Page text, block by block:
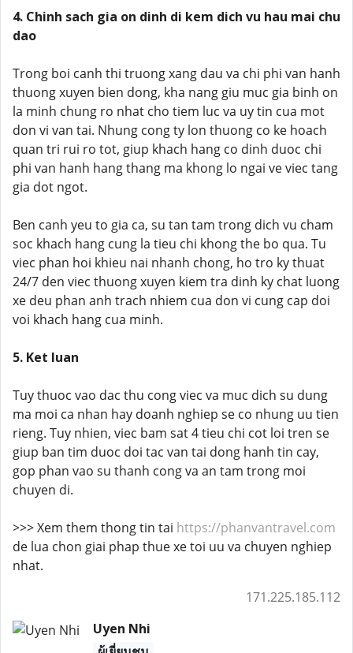
4. Chinh sach gia on dinh di kem dich vu hau mai chu
dao
Trong boi canh thi truong xang dau va chi phi van hanh
thuong xuyen bien dong, kha nang giu muc gia binh on
la minh chung ro nhat cho tiem luc va uy tin cua mot
don vi van tai. Nhung cong ty lon thuong co ke hoach
quan tri rui ro tot, giup khach hang co dinh duoc chi
phi van hanh hang thang ma khong lo ngai ve viec tang
gia dot ngot.
Ben canh yeu to gia ca, su tan tam trong dich vu cham
soc khach hang cung la tieu chi khong the bo qua. Tu
viec phan hoi khieu nai nhanh chong, ho tro ky thuat
24/7 den viec thuong xuyen kiem tra dinh ky chat luong
xe deu phan anh trach nhiem cua don vi cung cap doi
voi khach hang cua minh.
5. Ket luan
Tuy thuoc vao dac thu cong viec va muc dich su dung
ma moi ca nhan hay doanh nghiep se co nhung uu tien
rieng. Tuy nhien, viec bam sat 4 tieu chi cot loi tren se
giup ban tim duoc doi tac van tai dong hanh tin cay,
gop phan vao su thanh cong va an tam trong moi
chuyen di.
>>> Xem them thong tin tai https://phanvantravel.com
de lua chon giai phap thue xe toi uu va chuyen nghiep
nhat.
171.225.185.112
Uyen Nhi